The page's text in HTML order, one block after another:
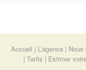
Accueil L'agence Nous
Tarifs
Estimer